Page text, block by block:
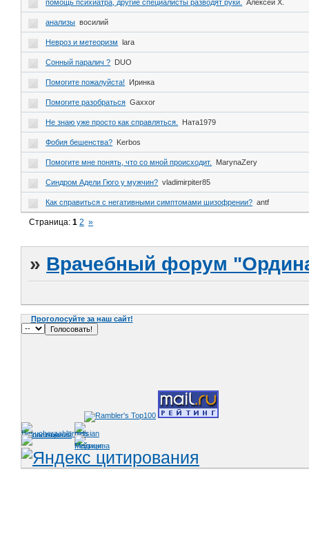
помощь психиатра, другие специалисты разводят руки. Алексей Х.
анализы восилий
Невроз и метеоризм lara
Сонный паралич ? DUO
Помогите пожалуйста! Иринка
Помогите разобраться Gaxxor
Не знаю уже просто как справляться. Ната1979
Фобия бешенства? Kerbos
Помогите мне понять, что со мной происходит. MarynaZery
Синдром Адели Гюго у мужчин? vladimirpiter85
Как справиться с негативными симптомами шизофрении? antf
Страница:1 2 »
» Врачебный форум
Проголосуйте за наш сайт!